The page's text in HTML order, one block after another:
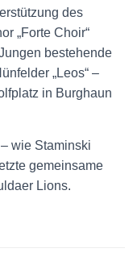
des
„Forte Choir“
bestehende
„Leos“ –
in Burghaun
wie Staminski
gemeinsame
Lions.